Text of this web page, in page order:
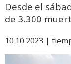
Desde el
de 3.300
10.10.2023 |